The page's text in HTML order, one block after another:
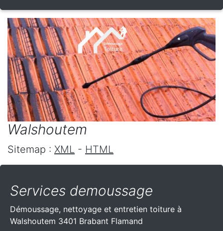
Walshoutem
Sitemap : XML - HTML
Services demoussage
Démoussage, nettoyage et entretien toiture à
Walshoutem 3401 Brabant Flamand